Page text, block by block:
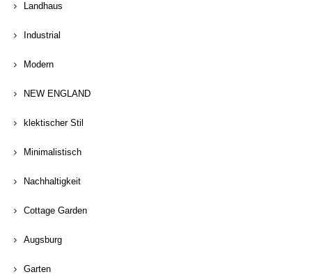
Landhaus
Industrial
Modern
NEW ENGLAND
klektischer Stil
Minimalistisch
Nachhaltigkeit
Cottage Garden
Augsburg
Garten